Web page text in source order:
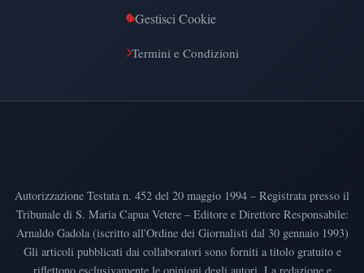
Gestisci Cookie
Termini e Condizioni
Autorizzazione Testata n. 452 del 20 maggio 1994 – Registrata presso il
Tribunale di S. Maria Capua Vetere – Editore e Direttore Responsabile:
Arnaldo Gadola (iscritto all'Ordine dei Giornalisti dal 30 gennaio 1993)
Gli articoli pubblicati dai collaboratori sono forniti a titolo gratuito e